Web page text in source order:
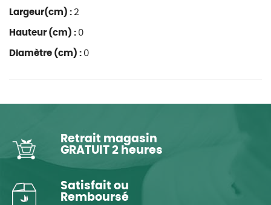
Largeur(cm) : 2
Hauteur (cm) : 0
Diamètre (cm) : 0
Retrait magasin
GRATUIT 2 heures
Satisfait ou
Remboursé